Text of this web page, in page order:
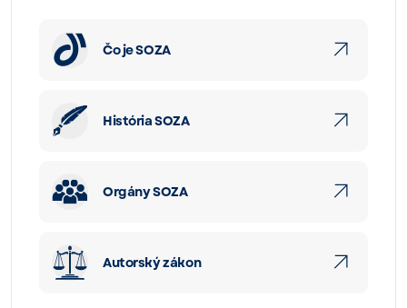
Čo je SOZA
História SOZA
Orgány SOZA
Autorský zákon